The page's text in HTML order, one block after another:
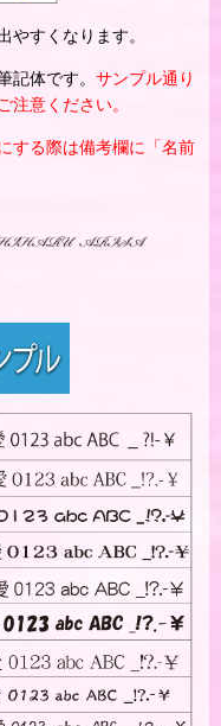
やすくなります。
体です。 サンプル通り
注意ください。
する際は備考欄に「名前